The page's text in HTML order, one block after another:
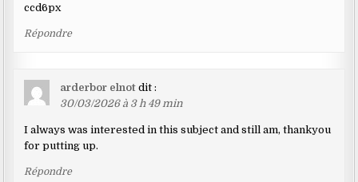
ccd6px
Répondre
arderbor elnot dit :
30/03/2026 à 3 h 49 min
I always was interested in this subject and still am, thankyou
for putting up.
Répondre